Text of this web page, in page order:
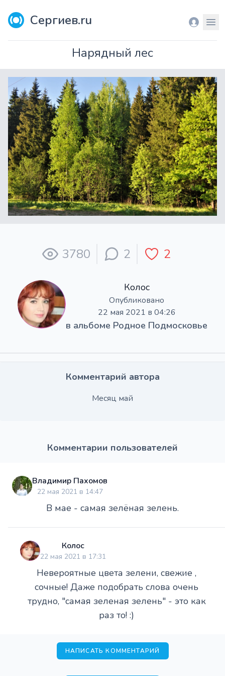
Сергиев.ru Вход
Нарядный лес
3780 2 2
Колос
Опубликовано
22 мая 2021 в 04:26
в альбоме Родное Подмосковье
Комментарий автора
Месяц май
Комментарии пользователей
Владимир Пахомов
22 мая 2021 в 14:47
В мае - самая зелёная зелень.
Колос
22 мая 2021 в 17:31
Невероятные цвета зелени, свежие ,
сочные! Даже подобрать слова очень
трудно, "самая зеленая зелень" - это как
раз то! :)
НАПИСАТЬ КОММЕНТАРИЙ